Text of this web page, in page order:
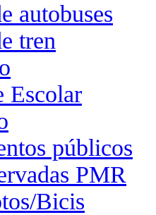
autobuses
tren
Escolar
públicos
PMR
Bicis